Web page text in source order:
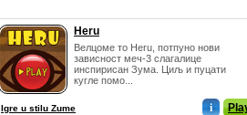
Heru
Велцоме то Heru, потпуно нови
зависност меч-3 слагалице
инспирисан Зума. Циљ и пуцати
кугле помо...
Igre u stilu Zume i